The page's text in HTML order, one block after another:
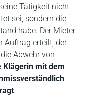
Tätigkeit nicht
sei, sondern die
habe. Der Mieter
Auftrag erteilt, der
Abwehr von
Klägerin mit dem
.